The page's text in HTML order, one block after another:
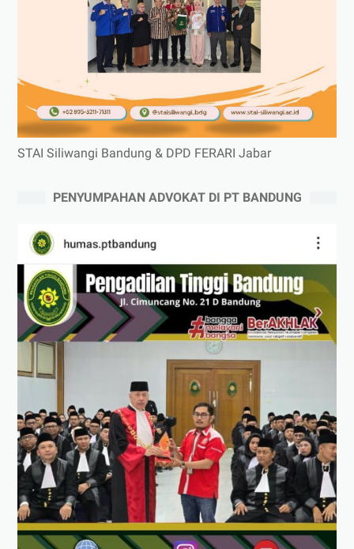
STAI Siliwangi Bandung & DPD FERARI Jabar
PENYUMPAHAN ADVOKAT DI PT BANDUNG